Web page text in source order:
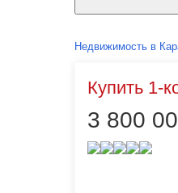
Недвижимость в
Купить 1-
3 800